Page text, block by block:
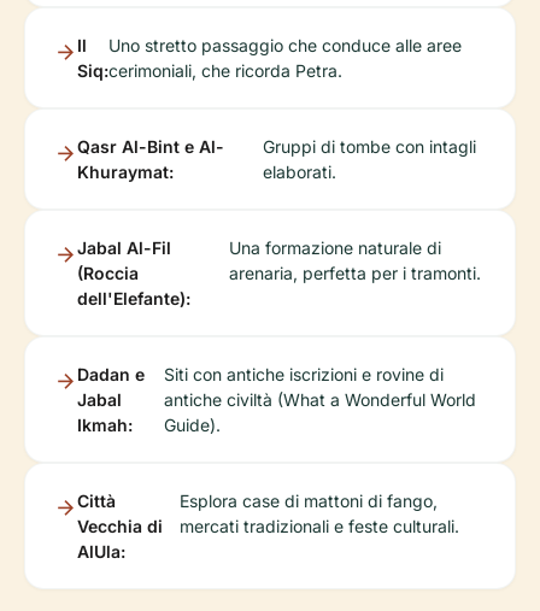
Il
Siq:
Uno stretto passaggio che conduce alle aree
cerimoniali, che ricorda Petra.
Qasr Al-Bint e Al-
Khuraymat:
Gruppi di tombe con intagli
elaborati.
Jabal Al-Fil
(Roccia
dell'Elefante):
Una formazione naturale di
arenaria, perfetta per i tramonti.
Dadan e
Jabal
Ikmah:
Siti con antiche iscrizioni e rovine di
antiche civiltà (What a Wonderful World
Guide).
Città
Vecchia di
AlUla:
Esplora case di mattoni di fango,
mercati tradizionali e feste culturali.